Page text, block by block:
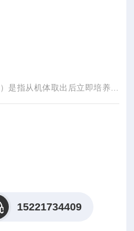
是指从机体取出后立即培养的
以内的细胞统称为原代细胞培
15221734409